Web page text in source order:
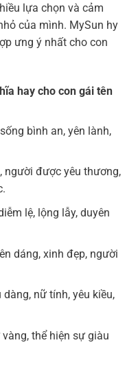
lựa chọn và cảm
của mình. MySun hy
ưng ý nhất cho con
hay cho con gái tên
bình an, yên lành,
người được yêu thương,
lệ, lộng lẫy, duyên
dáng, xinh đẹp, người
nữ tính, yêu kiều,
thể hiện sự giàu